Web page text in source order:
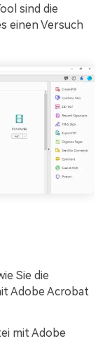
sind die
einen Versuch
Sie die
Adobe Acrobat
mit Adobe